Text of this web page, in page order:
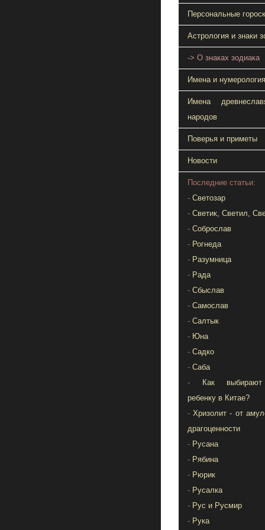
Персональные
Астрология и знаки
-> О знаках зодиака
Имена и нумерология
Имена
народов
Поверья и приметы
Новости
Последние статьи:
- Светозар
- Светик, Светил,
- Соброслав
- Рогнеда
- Разумница
- Рада
- Сбыслав
- Самослав
- Салтык
- Юна
- Садко
- Саба
-
Как
ребенку в Китае?
-Хризолит - от
драгоценности
- Русана
- Рябина
- Рюрик
- Русалка
- Рус и Русмир
- Рука